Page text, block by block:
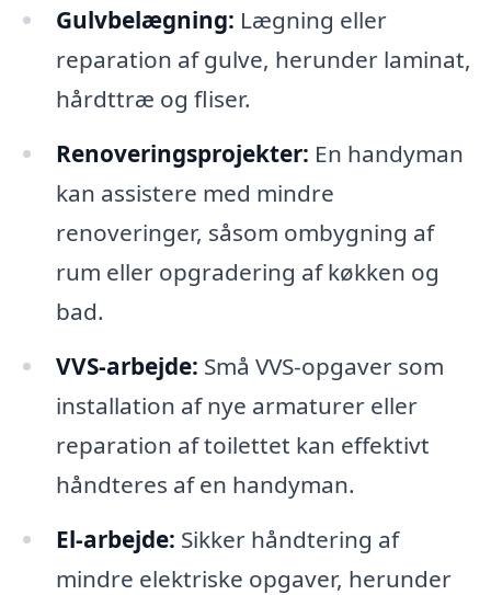
Gulvbelægning: Lægning eller
reparation af gulve, herunder laminat,
hårdttræ og fliser.
Renoveringsprojekter: En handyman
kan assistere med mindre
renoveringer, såsom ombygning af
rum eller opgradering af køkken og
bad.
VVS-arbejde: Små VVS-opgaver som
installation af nye armaturer eller
reparation af toilettet kan effektivt
håndteres af en handyman.
El-arbejde: Sikker håndtering af
mindre elektriske opgaver, herunder